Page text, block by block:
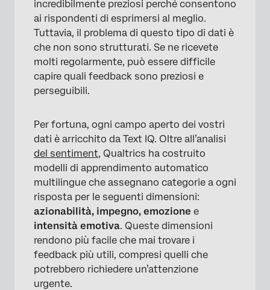
Dove vedere gli arricchimenti aggiuntivi
Campi compatibili con gli arricchimenti di
Text iQ
incredibilmente preziosi perché consentono
ai rispondenti di esprimersi al meglio.
Tuttavia, il problema di questo tipo di dati è
che non sono strutturati. Se ne ricevete
molti regolarmente, può essere difficile
capire quali feedback sono preziosi e
perseguibili.
Per fortuna, ogni campo aperto dei vostri
dati è arricchito da Text IQ. Oltre all’analisi
del sentiment, Qualtrics ha costruito
modelli di apprendimento automatico
multilingue che assegnano categorie a ogni
risposta per le seguenti dimensioni:
azionabilità, impegno, emozione e
intensità emotiva. Queste dimensioni
rendono più facile che mai trovare i
feedback più utili, compresi quelli che
potrebbero richiedere un’attenzione
urgente.